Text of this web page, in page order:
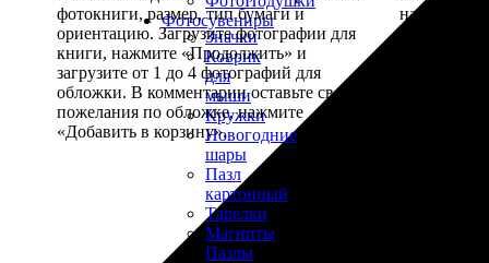
Фотоcувениры
Значки
Коврик
для
мыши
Кружки
Новогодние
шары
Пазл
картонный
Тарелки
Магниты
Пазлы
фотокниги, размер, тип бумаги и
ориентацию. Загрузите фотографии для
книги, нажмите «Продолжить» и
загрузите от 1 до 4 фотографий для
обложки. В комментарии оставьте свои
пожелания по обложке, нажмите
«Добавить в корзину».
наши